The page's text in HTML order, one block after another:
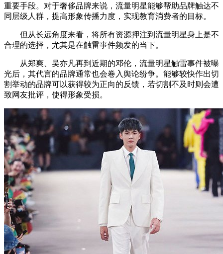
重要手段。对于奢侈品牌来说，流量明星能够帮助品牌触达不
同层级人群，提高形象传播力度，实现教育消费者的目标。
但从长远角度来看，将所有资源押注到流量明星身上是不
合理的选择，尤其是在触雷事件频发的当下。
从郑爽、吴亦凡再到近期的邓伦，流量明星触雷事件被曝
光后，其代言的品牌通常也会卷入舆论纷争。能够较快作出切
割举动的品牌可以获得较为正向的反馈，若切割不及时则会遭
致网友批评，使得形象受损。